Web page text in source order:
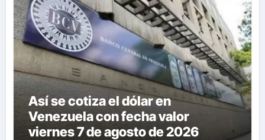
Así se cotiza el dólar en
Venezuela con fecha valor
viernes 7 de agosto de 2026